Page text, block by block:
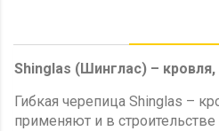
Shinglas (Шинглас) –
Гибкая черепица Shinglas –
применяют и в